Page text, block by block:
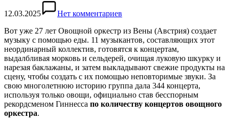
12.03.2025
Нет комментариев
Вот уже 27 лет Овощной оркестр из Вены (Австрия) создает
музыку с помощью еды. 11 музыкантов, составляющих этот
неординарный коллектив, готовятся к концертам,
выдалбливая морковь и сельдерей, очищая луковую шкурку и
нарезая баклажаны, и затем выкладывают свежие продукты на
сцену, чтобы создать с их помощью неповторимые звуки. За
свою многолетнюю историю группа дала 344 концерта,
используя только овощи, официально став бесспорным
рекордсменом Гиннесса по количеству концертов овощного
оркестра.